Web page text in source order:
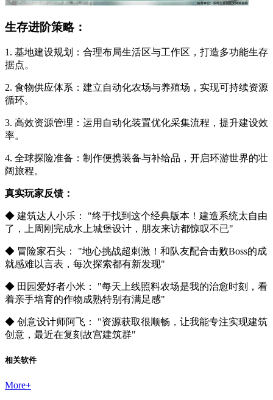
生存进阶策略：
1. 基地建设规划：合理布局生活区与工作区，打造多功能生存
据点。
2. 食物供应体系：建立自动化农场与养殖场，实现可持续资源
循环。
3. 高效资源管理：运用自动化装置优化采集流程，提升建设效
率。
4. 全球探险准备：制作便携装备与补给品，开启环游世界的壮
阔旅程。
真实玩家反馈：
◆ 建筑达人小乐： "终于找到这个经典版本！建造系统太自由
了，上周刚完成水上城堡设计，朋友来访都惊叹不已"
◆ 冒险家石头： "地心挑战超刺激！和队友配合击败Boss的成
就感难以言表，每次探索都有新发现"
◆ 田园爱好者小米： "每天上线照料农场是我的治愈时刻，看
着亲手培育的作物成熟特别有满足感"
◆ 创意设计师阿飞： "资源获取很顺畅，让我能专注实现建筑
创意，最近在复刻故宫建筑群"
相关软件
More+